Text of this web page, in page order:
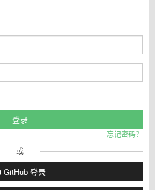
忘记密码？
或
GitHub 登录